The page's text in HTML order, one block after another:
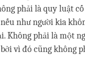
phải là quy luật
như người kia
Không phải là một
vì đó cũng không